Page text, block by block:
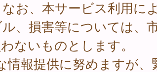
お、本サービス利用に
、損害等については、
ないものとします。
報提供に努めますが、